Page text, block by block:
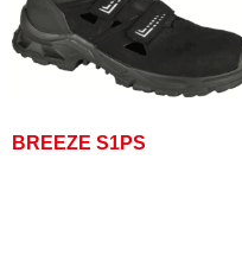
BREEZE S1PS